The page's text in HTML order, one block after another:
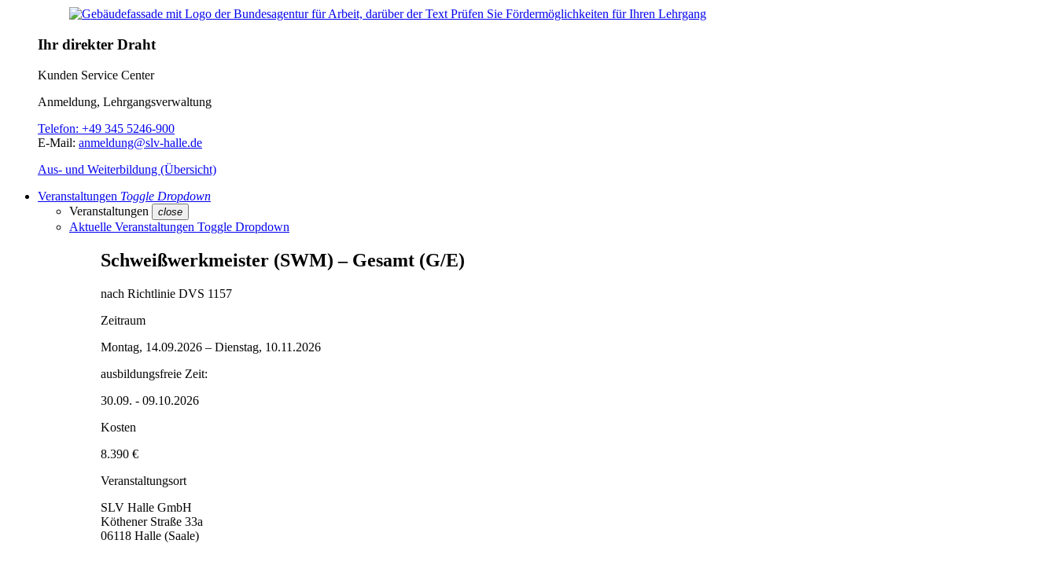
Ihr direkter Draht
Kunden Service Center
Anmeldung, Lehrgangsverwaltung
Telefon: +49 345 5246-900
E-Mail: anmeldung@slv-halle.de
Aus- und Weiterbildung (Übersicht)
Veranstaltungen Toggle Dropdown
Veranstaltungen
close
Aktuelle Veranstaltungen Toggle Dropdown
Schweißwerkmeister (SWM) – Gesamt (G/E)
nach Richtlinie DVS 1157
Zeitraum
Montag, 14.09.2026 – Dienstag, 10.11.2026
ausbildungsfreie Zeit:
30.09. - 09.10.2026
Kosten
8.390 €
Veranstaltungsort
SLV Halle GmbH
Köthener Straße 33a
06118 Halle (Saale)